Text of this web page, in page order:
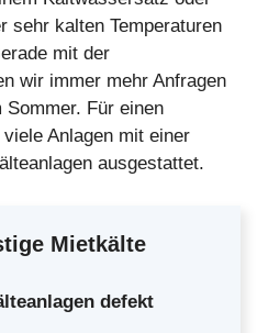
sehr kalten Temperaturen
mit der
wir immer mehr Anfragen
Für einen
Anlagen mit einer
ausgestattet.
Mietkälte
defekt